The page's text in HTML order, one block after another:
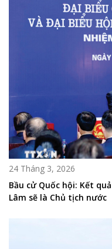
24 Tháng 3, 2026
Bầu cử Quốc hội: Kết
Lâm sẽ là Chủ tịch nước